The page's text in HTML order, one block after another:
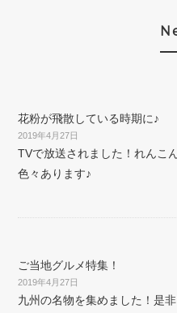
花粉が飛散している時期に♪
2019年4月27日
TVで放送されました！れんこ
色々あります♪
ご当地グルメ特集！
2019年4月27日
九州の名物を集めました！是